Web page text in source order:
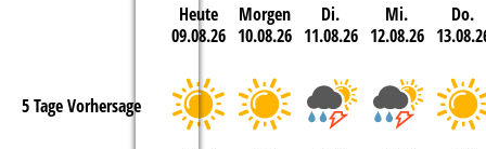
Heute
09.08.26
Morgen
10.08.26
Di.
11.08.26
Mi.
12.08.26
Do.
5 Tage Vorhersage